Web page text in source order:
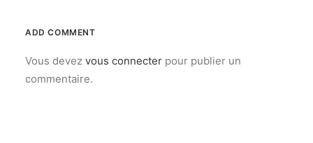
ADD COMMENT
Vous devez vous connecter pour publier un
commentaire.